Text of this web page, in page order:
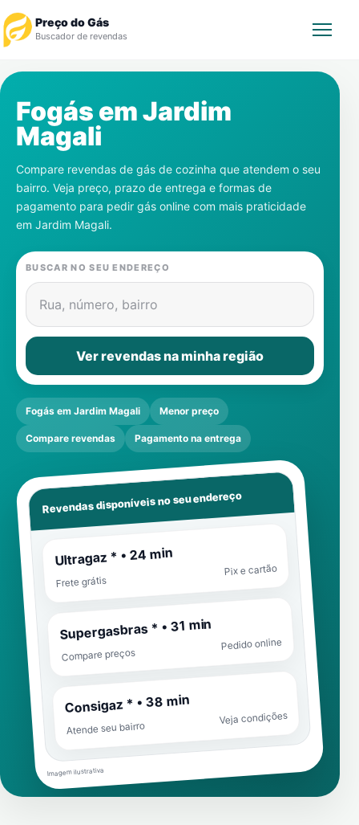
Preço do Gás
Buscador de revendas
Revendedor
Notícias
Cadastre-se
Gás
Contatos
Fogás emJardim
Magali
Compare revendas de gás de cozinha que atendem o seu
bairro. Veja preço, prazo de entrega e formas de
pagamento para pedir gás online com mais praticidade
em Jardim Magali.
BUSCAR NO SEU ENDEREÇO
Rua, número, bairro
Ver revendas na minha região
Fogás em Jardim Magali Menor preço
Compare revendas Pagamento na entrega
Revendas disponíveis no seu endereço
Ultragaz * • 24 min
Frete grátis
Pix e cartão
Supergasbras * • 31 min
Compare preços
Pedido online
Consigaz * • 38 min
Atende seu bairro
Veja condições
Imagem ilustrativa